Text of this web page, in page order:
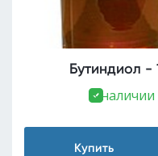
Бутиндиол -
В наличии
Купить